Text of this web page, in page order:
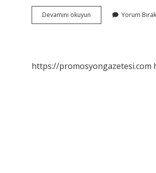
Devamını okuyun
Time
Yorum Bırak
https://promosyongazetesi.com